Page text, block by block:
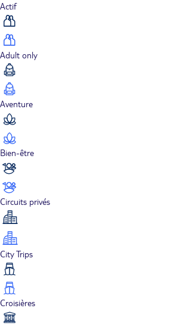
Actif
Adult only
Aventure
Bien-être
Circuits privés
City Trips
Croisières